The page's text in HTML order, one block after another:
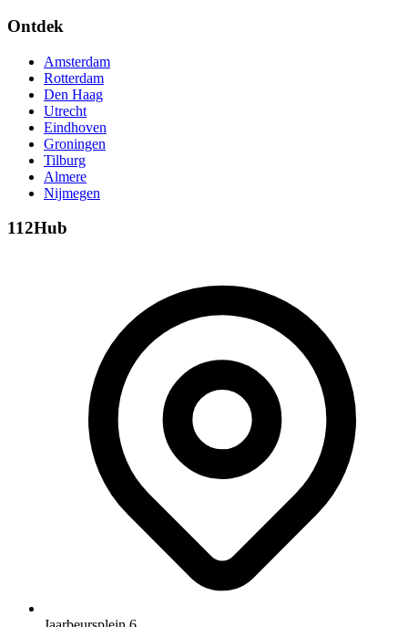
Ontdek
Amsterdam
Rotterdam
Den Haag
Utrecht
Eindhoven
Groningen
Tilburg
Almere
Nijmegen
112Hub